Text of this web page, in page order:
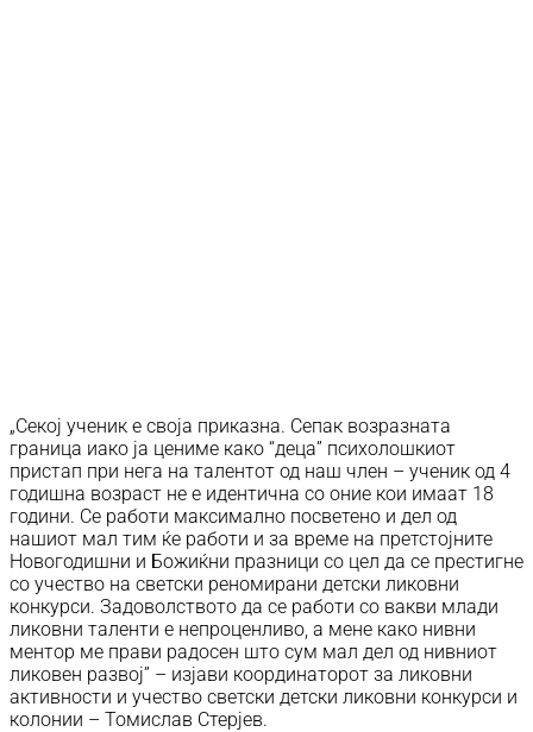
„Секој ученик е своја приказна. Сепак возразната
граница иако ја цениме како “деца” психолошкиот
пристап при нега на талентот од наш член – ученик од 4
годишна возраст не е идентична со оние кои имаат 18
години. Се работи максимално посветено и дел од
нашиот мал тим ќе работи и за време на претстојните
Новогодишни и Божиќни празници со цел да се престигне
со учество на светски реномирани детски ликовни
конкурси. Задоволството да се работи со вакви млади
ликовни таленти е непроценливо, а мене како нивни
ментор ме прави радосен што сум мал дел од нивниот
ликовен развој” – изјави координаторот за ликовни
активности и учество светски детски ликовни конкурси и
колонии – Томислав Стерјев.